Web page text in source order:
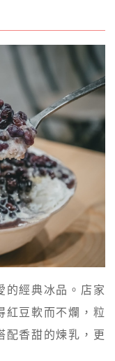
的經典冰品。店家
紅豆軟而不爛，粒
配香甜的煉乳，更